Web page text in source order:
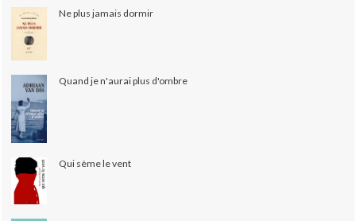
Ne plus jamais dormir
Quand je n'aurai plus d'ombre
Qui sème le vent